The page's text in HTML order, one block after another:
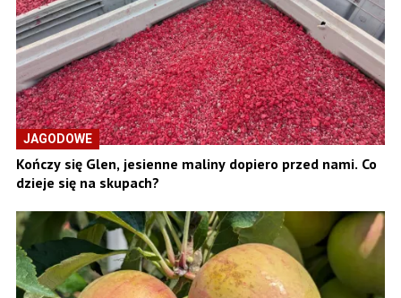
JAGODOWE
Kończy się Glen, jesienne maliny dopiero przed nami. Co
dzieje się na skupach?